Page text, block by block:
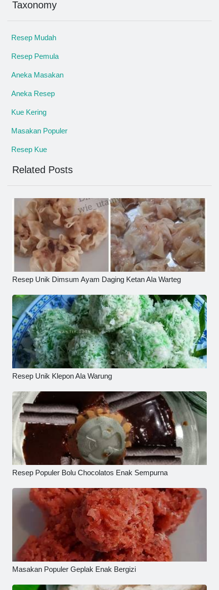
Taxonomy
Resep Mudah
Resep Pemula
Aneka Masakan
Aneka Resep
Kue Kering
Masakan Populer
Resep Kue
Related Posts
Resep Unik Dimsum Ayam Daging Ketan Ala Warteg
Resep Unik Klepon Ala Warung
Resep Populer Bolu Chocolatos Enak Sempurna
Masakan Populer Geplak Enak Bergizi